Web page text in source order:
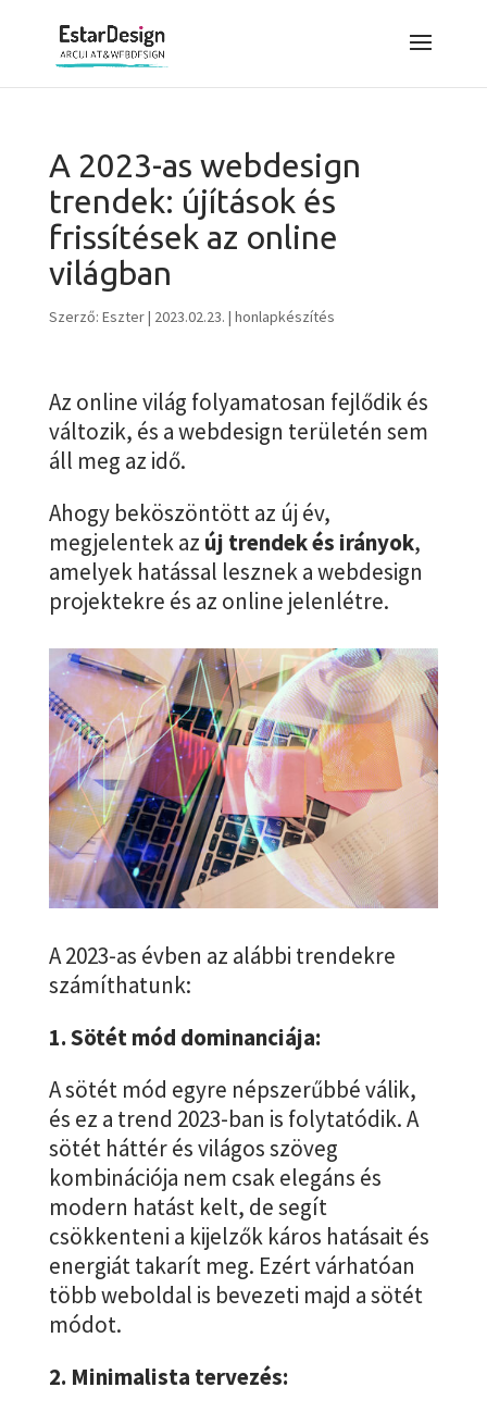
A 2023-as webdesign
trendek: újítások és
frissítések az online
világban
Szerző: Eszter| 2023.02.23. | honlapkészítés
Az online világ folyamatosan fejlődik és
változik, és a webdesign területén sem
áll meg az idő.
Ahogy beköszöntött az új év,
megjelentek az új trendek és irányok,
amelyek hatással lesznek a webdesign
projektekre és az online jelenlétre.
A 2023-as évben az alábbi trendekre
számíthatunk:
1. Sötét mód dominanciája:
A sötét mód egyre népszerűbbé válik,
és ez a trend 2023-ban is folytatódik. A
sötét háttér és világos szöveg
kombinációja nem csak elegáns és
modern hatást kelt, de segít
csökkenteni a kijelzők káros hatásait és
energiát takarít meg. Ezért várhatóan
több weboldal is bevezeti majd a sötét
módot.
2. Minimalista tervezés: